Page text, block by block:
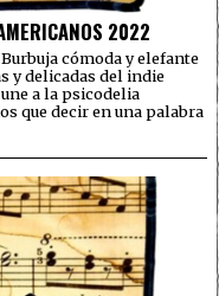
2022
Burbuja cómoda y elefante
y delicadas del indie
a la psicodelia
que decir en una palabra